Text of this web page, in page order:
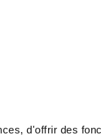
d'offrir des